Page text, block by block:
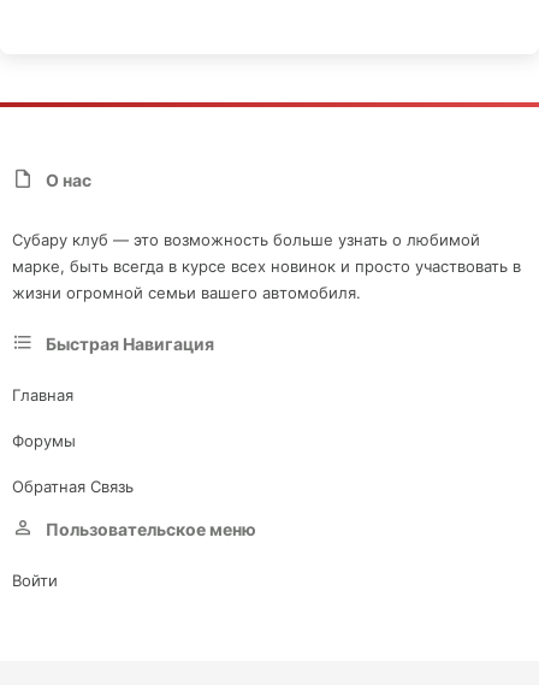
О нас
Субару клуб — это возможность больше узнать о любимой
марке, быть всегда в курсе всех новинок и просто участвовать в
жизни огромной семьи вашего автомобиля.
Быстрая Навигация
Главная
Форумы
Обратная Связь
Пользовательское меню
Войти